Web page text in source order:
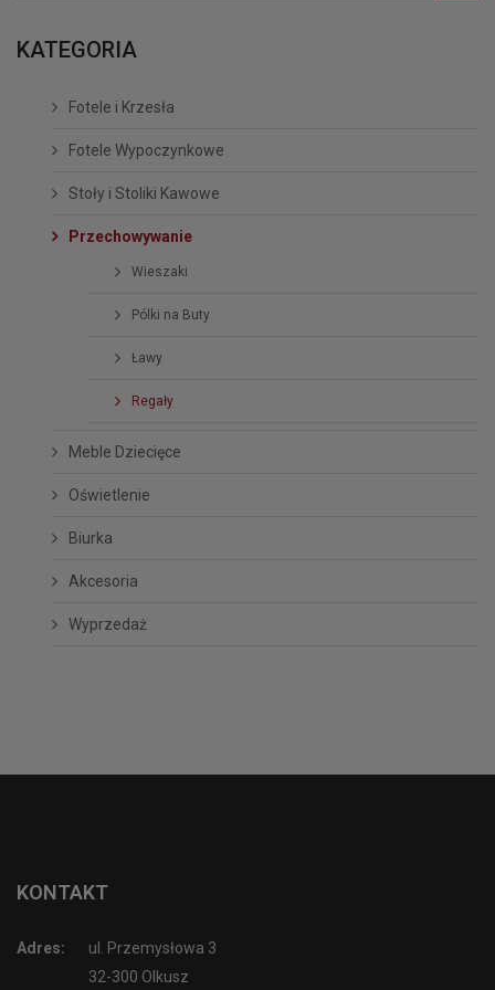
KATEGORIA
Fotele i Krzesła
Fotele Wypoczynkowe
Stoły i Stoliki Kawowe
Przechowywanie
Wieszaki
Pólki na Buty
Ławy
Regały
Meble Dziecięce
Oświetlenie
Biurka
Akcesoria
Wyprzedaż
KONTAKT
Adres:
ul. Przemysłowa 3
32-300 Olkusz